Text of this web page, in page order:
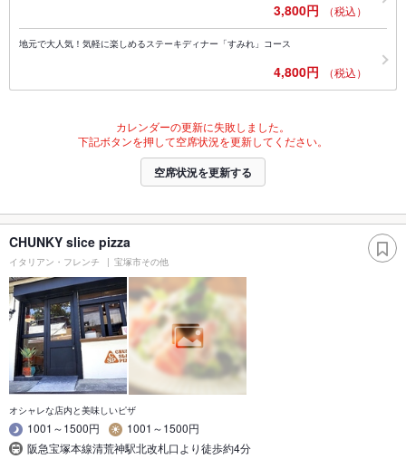
3,800円 （税込）
地元で大人気！気軽に楽しめるステーキディナー「すみれ」コース
4,800円 （税込）
カレンダーの更新に失敗しました。
下記ボタンを押して空席状況を更新してください。
空席状況を更新する
CHUNKY slice pizza
イタリアン・フレンチ 宝塚市その他
オシャレな店内と美味しいピザ
1001～1500円
1001～1500円
阪急宝塚本線清荒神駅北改札口より徒歩約4分